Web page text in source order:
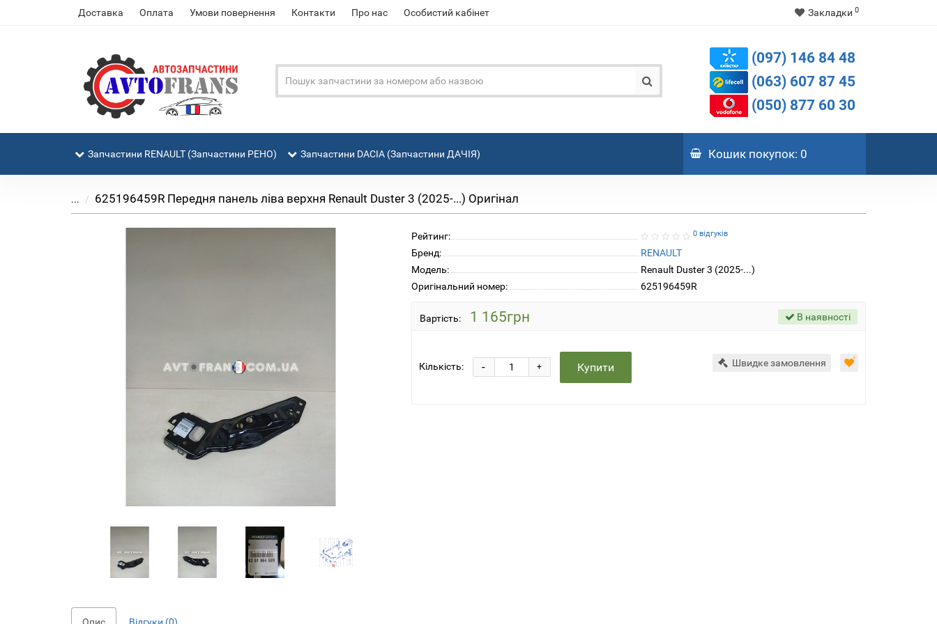
Доставка Оплата Умови повернення Контакти Про нас Особистий кабінет Закладки 0
(097) 146 84 48
(063) 607 87 45
(050) 877 60 30
Запчастини RENAULT (Запчастини РЕНО) Запчастини DACIA (Запчастини ДАЧІЯ) Кошикпокупок: 0
... 625196459R Передня панель ліва верхня Renault Duster 3 (2025-...) Оригінал
Рейтинг: 0 відгуків
Бренд:
RENAULT
Модель:
Renault Duster 3 (2025-...)
Оригінальний номер:
625196459R
Вартість: 1 165грн В наявності
Кількість: +
- Купити Швидке замовлення
Опис Відгуки (0)